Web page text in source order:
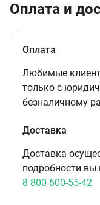
Оплата и
Оплата
Любимые
только с
безналичному
Доставка
Доставка
подробности вы
8 800 600-55-42